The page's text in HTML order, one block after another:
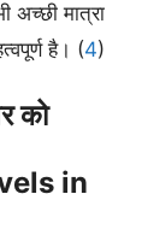
मात्रा
है। (4)
को
in